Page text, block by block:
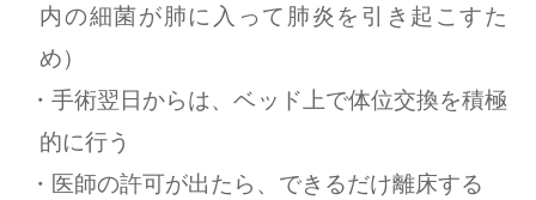
内の細菌が肺に入って肺炎を引き起こすた
め）
手術翌日からは、ベッド上で体位交換を積極
的に行う
医師の許可が出たら、できるだけ離床する